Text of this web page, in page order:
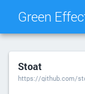
Green
NUAGE DE
Stoat
https://github.com/